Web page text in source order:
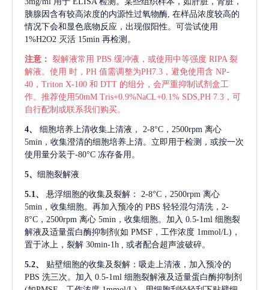
胰腺因含有较高浓度的内源性过氧物酶, 在样品浓度较高的
情况下会和显色底物反应，出现假阳性。可尝试使用
1%H2O2 灭活 15min 再检测。
注意： 裂解液常用 PBS 缓冲液，或使用中等强度 RIPA 裂
解液。使用 时，PH 值需调整为PH7.3，避免使用含 NP-
40，Triton X-100 和 DTT 的组分，会严重抑制试剂盒工
作。推荐使用50mM Tris+0.9%NaCL+0.1% SDS,PH 7.3，可
自行配制或联系我们购买。
4、 细胞培养上清收集上清液，
2-8°C，2500rpm 离心
5min，收集澄清的细胞培养上清。立即用于检测，或按一次
使用量分装于-80°C 冻存备用。
5、 细胞裂解液
5.1、 悬浮细胞的收集及裂解：
2-8°C，2500rpm 离心
5min，收集细胞。再加入预冷的 PBS 轻轻混匀清洗，2-
8°C，2500rpm 离心 5min，收集细胞。加入 0.5-1ml 细胞裂
解液及适量蛋白酶抑制剂(如 PMSF，工作浓度 1mmol/L)，
置于冰上，裂解 30min-1h , 或者配合超声波破碎。
5.2、
贴壁细胞的收集及裂解：吸走上清液，加入预冷的
PBS 洗三次。加入 0.5-1ml 细胞裂解液及适量蛋白酶抑制剂